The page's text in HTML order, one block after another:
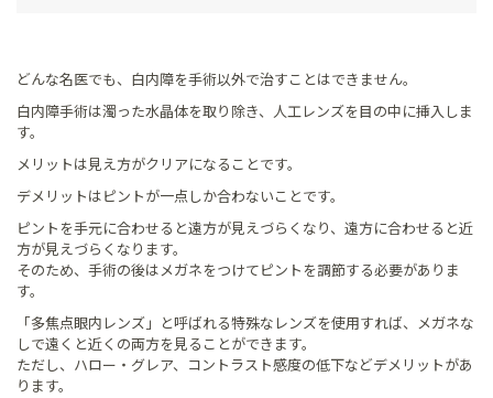
どんな名医でも、白内障を手術以外で治すことはできません。
白内障手術は濁った水晶体を取り除き、人工レンズを目の中に挿入しま
す。
メリットは見え方がクリアになることです。
デメリットはピントが一点しか合わないことです。
ピントを手元に合わせると遠方が見えづらくなり、遠方に合わせると近
方が見えづらくなります。
そのため、手術の後はメガネをつけてピントを調節する必要がありま
す。
「多焦点眼内レンズ」と呼ばれる特殊なレンズを使用すれば、メガネな
しで遠くと近くの両方を見ることができます。
ただし、ハロー・グレア、コントラスト感度の低下などデメリットがあ
ります。